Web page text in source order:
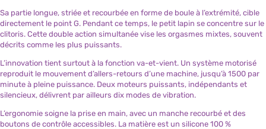
Sa partie longue, striée et recourbée en forme de boule à l’extrémité, cible
directement le point G. Pendant ce temps, le petit lapin se concentre sur le
clitoris. Cette double action simultanée vise les orgasmes mixtes, souvent
décrits comme les plus puissants.
L’innovation tient surtout à la fonction va-et-vient. Un système motorisé
reproduit le mouvement d’allers-retours d’une machine, jusqu’à 1500 par
minute à pleine puissance. Deux moteurs puissants, indépendants et
silencieux, délivrent par ailleurs dix modes de vibration.
L’ergonomie soigne la prise en main, avec un manche recourbé et des
boutons de contrôle accessibles. La matière est un silicone 100 %